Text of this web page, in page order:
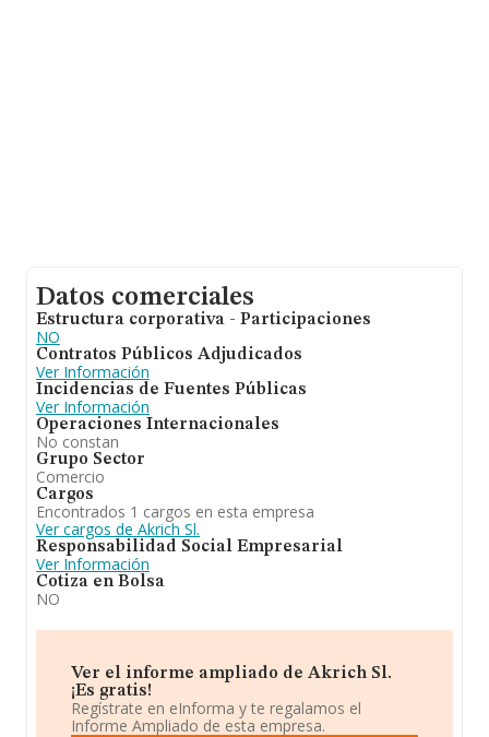
Datos comerciales
Estructura corporativa - Participaciones
NO
Contratos Públicos Adjudicados
Ver Información
Incidencias de Fuentes Públicas
Ver Información
Operaciones Internacionales
No constan
Grupo Sector
Comercio
Cargos
Encontrados 1 cargos en esta empresa
Ver cargos de Akrich Sl.
Responsabilidad Social Empresarial
Ver Información
Cotiza en Bolsa
NO
Ver el informe ampliado de Akrich Sl.
¡Es gratis!
Regístrate en eInforma y te regalamos el
Informe Ampliado de esta empresa.